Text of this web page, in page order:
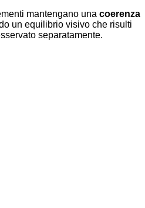
mantengano una coerenza
un equilibrio visivo che risulti
separatamente.